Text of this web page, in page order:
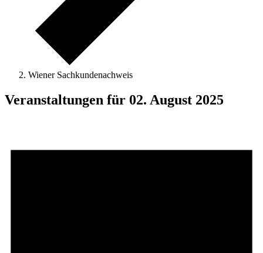
Wiener Sachkundenachweis
Veranstaltungen für 02. August 2025